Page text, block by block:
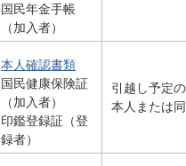
国民年金手帳
（加入者）
本人確認書類
国民健康保険証
（加入者）
印鑑登録証（登
録者）
引越し予定
本人または